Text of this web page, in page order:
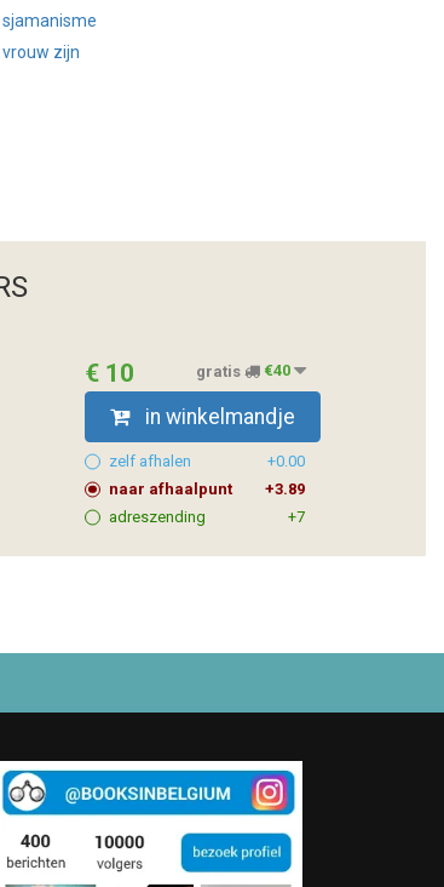
sjamanisme
vrouw zijn
€ 10 gratis €40
in winkelmandje
zelf afhalen
+0.00
naar afhaalpunt
+3.89
adreszending
+7